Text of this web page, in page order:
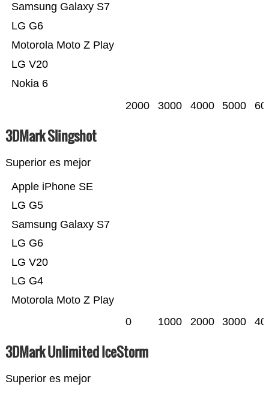
Nokia 6
LG V20
Motorola Moto Z Play
LG G6
Samsung Galaxy S7
2000 3000 4000 5000
3DMark Slingshot
Superior es mejor
Motorola Moto Z Play
LG G4
LG V20
LG G6
Samsung Galaxy S7
LG G5
Apple iPhone SE
0 1000 2000 3000
3DMark Unlimited IceStorm
Superior es mejor